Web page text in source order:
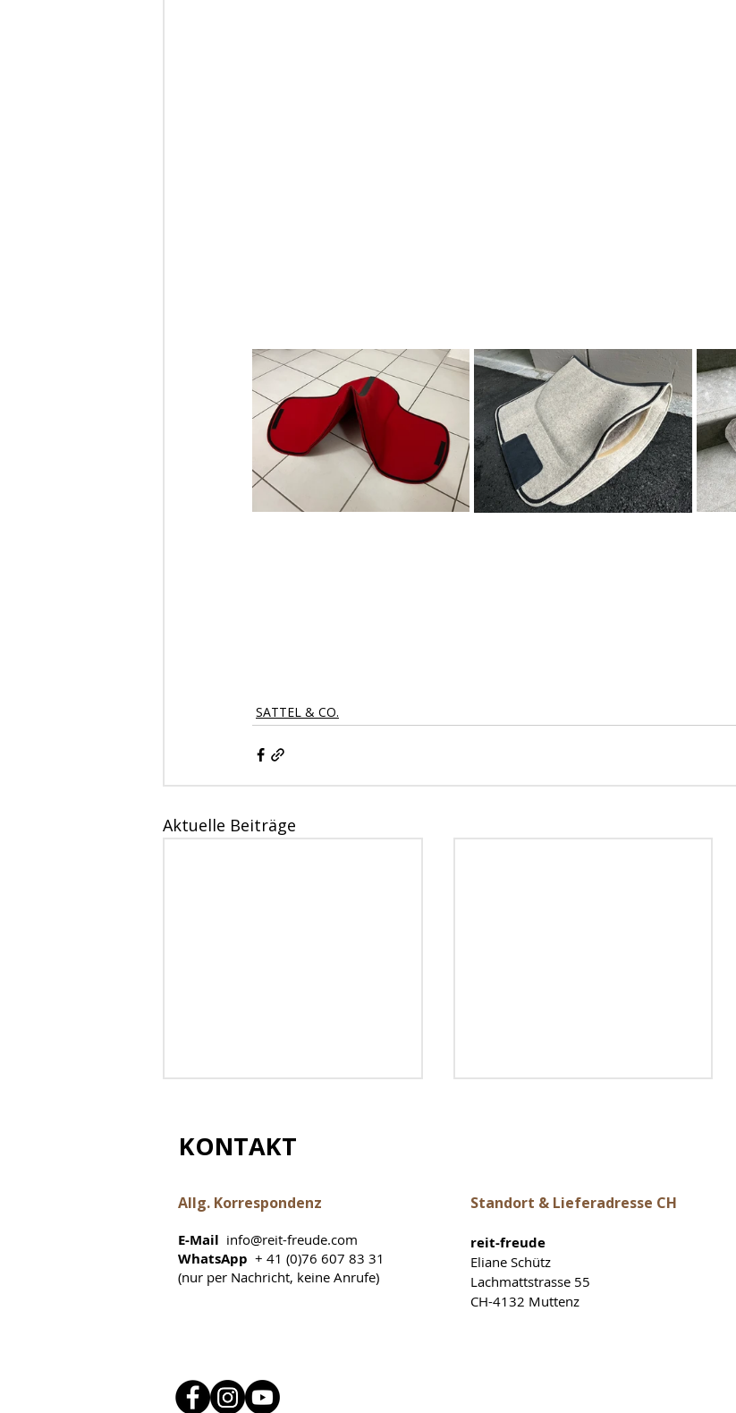
SATTEL & CO.
Aktuelle Beiträge
Entscheidungshilfen für
die
Reitpad-/Sattelauswahl
FAQ zu Steigbügeln,
Riemen & Sattelgurten
KONTAKT
Allg. Korrespondenz
E-Mail info@reit-freude.com
WhatsApp + 41 (0)76 607 83 31
(nur per Nachricht, keine Anrufe)
Standort & Lieferadresse CH
reit-freude
Eliane Schütz
Lachmattstrasse 55
CH-4132 Muttenz